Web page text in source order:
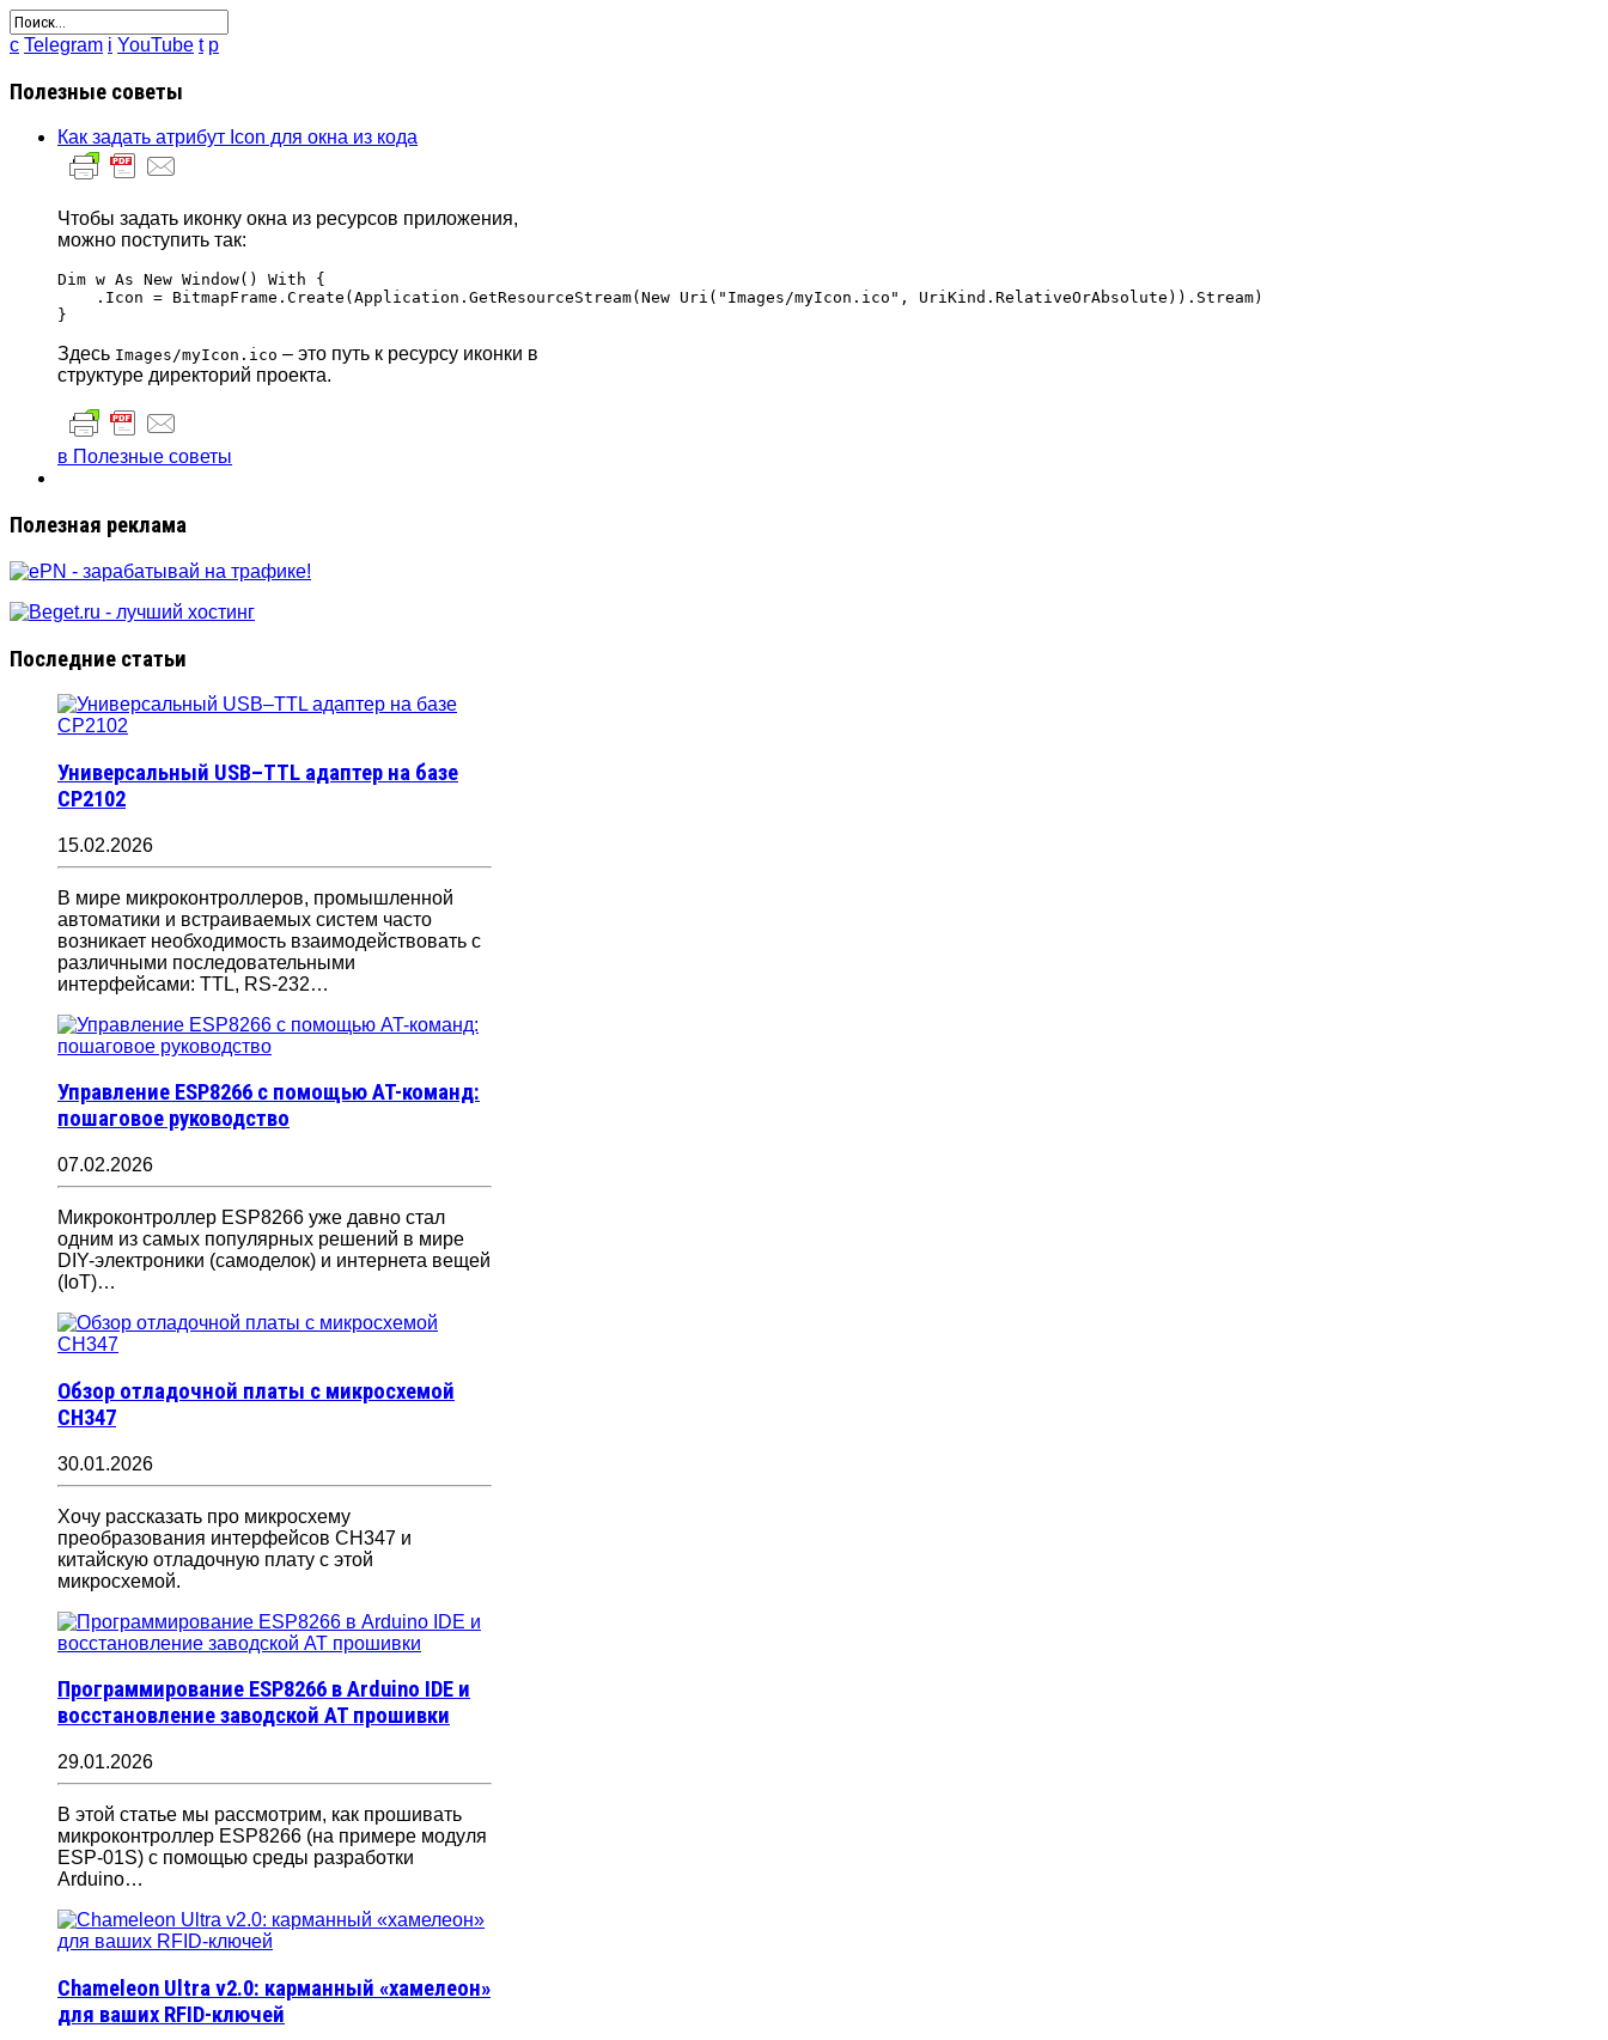
c Telegram i YouTube t p
Полезные советы
Как задать атрибут Icon для окна из кода
Чтобы задать иконку окна из ресурсов приложения,
можно поступить так:
Dim w As New Window() With {
    .Icon = BitmapFrame.Create(Application.GetResourceStream(New Uri("Images/myIcon.ico", UriKind.RelativeOrAbsolute)).Stream)
Здесь Images/myIcon.ico – это путь к ресурсу иконки в
структуре директорий проекта.
в Полезные советы
Полезная реклама
Последние статьи
Универсальный USB–TTL адаптер на базе
CP2102
15.02.2026
В мире микроконтроллеров, промышленной
автоматики и встраиваемых систем часто
возникает необходимость взаимодействовать с
различными последовательными
интерфейсами: TTL, RS-232…
Управление ESP8266 с помощью AT-команд:
пошаговое руководство
07.02.2026
Микроконтроллер ESP8266 уже давно стал
одним из самых популярных решений в мире
DIY-электроники (самоделок) и интернета вещей
(IoT)…
Обзор отладочной платы с микросхемой
CH347
30.01.2026
Хочу рассказать про микросхему
преобразования интерфейсов CH347 и
китайскую отладочную плату с этой
микросхемой.
Программирование ESP8266 в Arduino IDE и
восстановление заводской AT прошивки
29.01.2026
В этой статье мы рассмотрим, как прошивать
микроконтроллер ESP8266 (на примере модуля
ESP-01S) с помощью среды разработки
Arduino…
Chameleon Ultra v2.0: карманный «хамелеон»
для ваших RFID-ключей